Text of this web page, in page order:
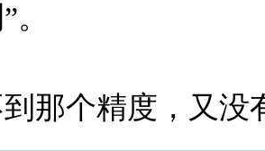
。
那个精度，又没